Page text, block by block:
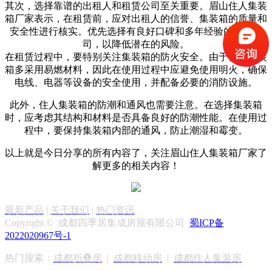
其次，选择靠谱的出租人和租赁公司至关重要。
眉山住人集装
箱厂家表示， 在租赁前，应对出租人的信誉、集装箱的质量和
安全性进行核实。优先选择有良好口碑和多年经验的租赁公
司，以降低潜在的风险。
在租赁过程中，要特别关注集装箱的防火安全。由于住人集装
箱多采用易燃材料，因此在使用过程中应避免使用明火，确保
电线、电器等设备的安全使用，并配备必要的消防设施。
此外，住人集装箱的防潮和通风也需要注意。在选择集装箱
时，应考虑其结构和材料是否具备良好的防潮性能。在使用过
程中，要保持集装箱内部的通风，防止潮湿和霉变。
以上就是今日分享的所有内容了，关注眉山住人集装箱厂家了
解更多的相关内容！
最新产品 | 关于我们 | 热门资讯
Copyright © 成都四季居集成房屋有限公司 蜀ICP备
2022020967号-1
热门搜索： 成都折叠房 | 成都移动房 | 成都住人集装房